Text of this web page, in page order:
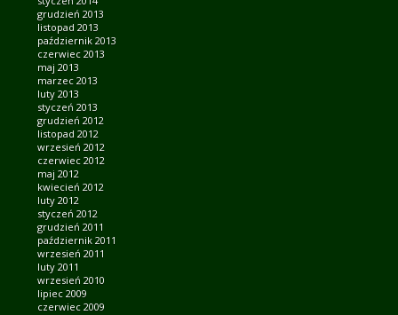
grudzień 2013
listopad 2013
październik 2013
czerwiec 2013
maj 2013
marzec 2013
luty 2013
styczeń 2013
grudzień 2012
listopad 2012
wrzesień 2012
czerwiec 2012
maj 2012
kwiecień 2012
luty 2012
styczeń 2012
grudzień 2011
październik 2011
wrzesień 2011
luty 2011
wrzesień 2010
lipiec 2009
czerwiec 2009